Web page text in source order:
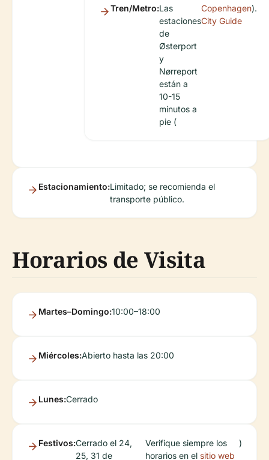
Tren/Metro:Las
estaciones
de
Østerport
y
Nørreport
están a
10-15
minutos a
pie (
Copenhagen
City Guide
).
Estacionamiento:Limitado; se recomienda el
transporte público.
Horarios de Visita
Martes–Domingo:10:00–18:00
Miércoles:Abierto hasta las 20:00
Lunes:Cerrado
Festivos:Cerrado el 24,
25, 31 de
Verifique siempre los
horarios en el sitio web
)